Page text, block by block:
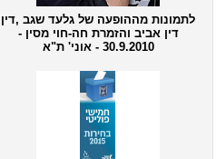
לתמונות מההופעה של גלעד שגב ,דין
דין אביב והזמרת חה-חוי מסין -
30.9.2010 - אוני' ת"א